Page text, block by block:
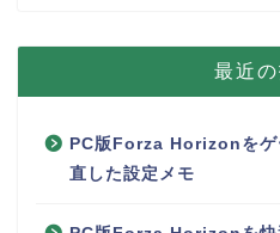
最近
PC版Forza Horizonをゲ
直した設定メモ